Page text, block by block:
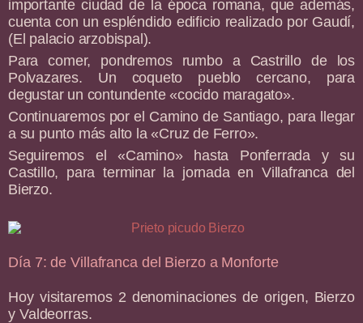
importante ciudad de la época romana, que además,
cuenta con un espléndido edificio realizado por Gaudí,
(El palacio arzobispal).
Para comer, pondremos rumbo a Castrillo de los
Polvazares. Un coqueto pueblo cercano, para
degustar un contundente «cocido maragato».
Continuaremos por el Camino de Santiago, para llegar
a su punto más alto la «Cruz de Ferro».
Seguiremos el «Camino» hasta Ponferrada y su
Castillo, para terminar la jornada en Villafranca del
Bierzo.
Día 7: de Villafranca del Bierzo a Monforte
Hoy visitaremos 2 denominaciones de origen, Bierzo
y Valdeorras.